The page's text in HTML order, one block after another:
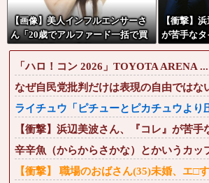
【画像】美人インフルエンサーさ
ん「20歳でアルファード一括で買
えちゃう私って素敵」←これって
ガチなん？それともネタなん？w w
w w w w w w w
【衝撃】
が苦手な
話してあ
てしまうw
「ハロ！コン 2026」TOYOTA ARENA ...
なぜ自民党批判だけは表現の自由ではな
ライチュウ「ピチューとピカチュウより
【衝撃】浜辺美波さん、『コレ』が苦手
辛辛魚（からからさかな）とかいうカッ
【衝撃】 職場のおばさん(35)未婚、エ□